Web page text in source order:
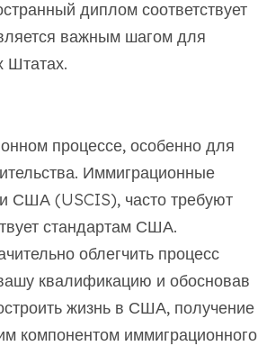
диплом соответствует
важным шагом для
Штатах.
процессе, особенно для
Иммиграционные
США (USCIS), часто требуют
стандартам США.
облегчить процесс
квалификацию и обосновав
жизнь в США, получение
компонентом иммиграционного